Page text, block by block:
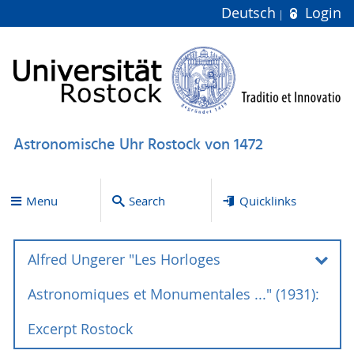
Deutsch Login
Astronomische Uhr Rostock von 1472
Menu Search Quicklinks
Alfred Ungerer "Les Horloges
Astronomiques et Monumentales ..." (1931):
Excerpt Rostock